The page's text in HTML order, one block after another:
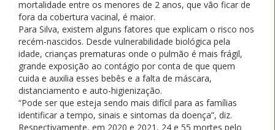
mortalidade entre os menores de 2 anos, que vão ficar de
fora da cobertura vacinal, é maior.
Para Silva, existem alguns fatores que explicam o risco nos
recém-nascidos. Desde vulnerabilidade biológica pela
idade, crianças prematuras onde o pulmão é mais frágil,
grande exposição ao contágio por conta de que quem
cuida e auxilia esses bebês e a falta de máscara,
distanciamento e auto-higienização.
“Pode ser que esteja sendo mais difícil para as famílias
identificar a tempo, sinais e sintomas da doença”, diz.
Respectivamente, em 2020 e 2021, 24 e 55 mortes pelo